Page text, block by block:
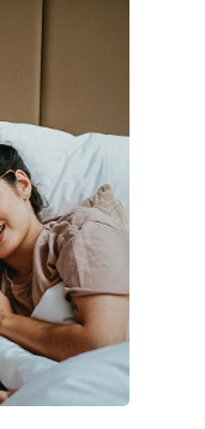
Да
Да
Мужские
Солнцезащитные
Oakley
Спорт
Велоспорт, Бег,
OO 9406 06 37